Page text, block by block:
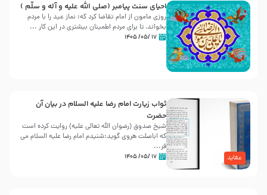
احیای سنت پیامبر (صلی الله علیه و آله و سلّم )
روزی مامون از امام تقاضا کرد که: نماز عید را با مردم
بخواند، تا برای مردم اطمینان بیشتری در این کار ...
۱۷ /۰۵/ ۱۴۰۵
عقاید
ثواب زیارت امام رضا علیه السلام در بیان آن
حضرت
شیخ صدوق (رضوان الله تعالی علیه) روایت کرده است
که اباصلت هروی گوید:شنیدم امام رضا علیه السلام می
فر...
۱۷ /۰۵/ ۱۴۰۵